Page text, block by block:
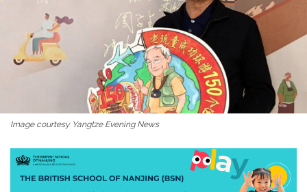
Image courtesy Yangtze Evening News